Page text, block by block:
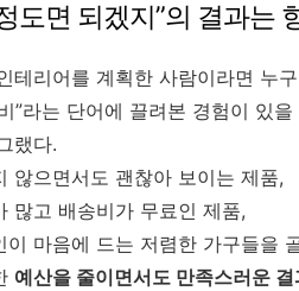
도면 되겠지”의 결과는
테리어를 계획한 사람이라면 누
”라는 단어에 끌려본 경험이 있을
랬다.
않으면서도 괜찮아 보이는 제품,
많고 배송비가 무료인 제품,
이 마음에 드는 저렴한 가구들을
예산을 줄이면서도 만족스러운